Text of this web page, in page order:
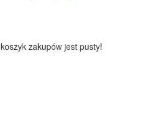
zakupów jest pusty!